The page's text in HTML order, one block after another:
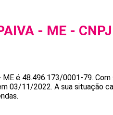
- ME - CNPJ
ME é 48.496.173/0001-79. Com
03/11/2022. A sua situação